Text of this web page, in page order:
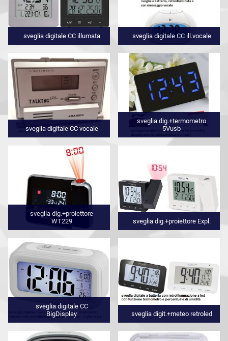
sveglia digitale CC illumata sveglia digitale CC ill.vocale
sveglia digitale CC vocale
sveglia dig.+termometro
5Vusb
sveglia dig.+proiettore
WT229
sveglia dig.+proiettore Expl.
sveglia digitale CC
BigDisplay
sveglia digit.+meteo retroled